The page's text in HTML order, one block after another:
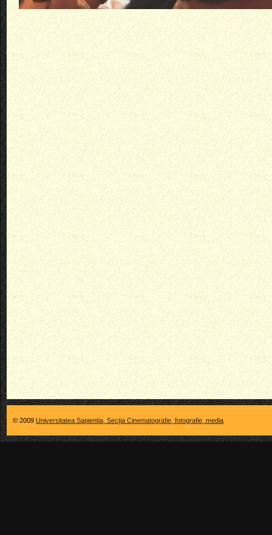
© 2009 Universitatea Sapientia, Secţia Cinematografie, fotografie, media